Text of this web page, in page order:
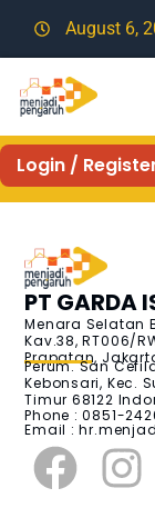
August 6,
Login /
PT GARDA
Menara Selatan
Kav.38, RT006/
Prapatan,
Perum. San
Kebonsari, Kec.
Timur 68122
Phone : 0851-
Email :